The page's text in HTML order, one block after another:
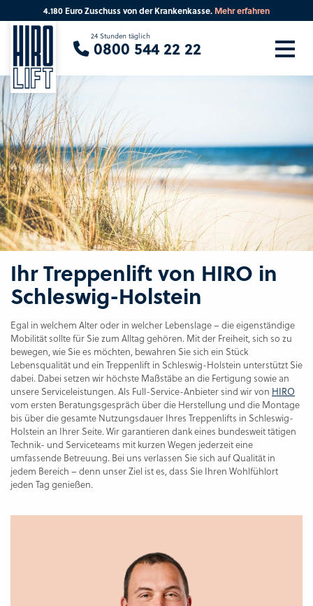
Ihr Treppenlift von HIRO in
Schleswig-Holstein
Egal in welchem Alter oder in welcher Lebenslage – die eigenständige
Mobilität sollte für Sie zum Alltag gehören. Mit der Freiheit, sich so zu
bewegen, wie Sie es möchten, bewahren Sie sich ein Stück
Lebensqualität und ein Treppenlift in Schleswig-Holstein unterstützt Sie
dabei. Dabei setzen wir höchste Maßstäbe an die Fertigung sowie an
unsere Serviceleistungen. Als Full-Service-Anbieter sind wir von HIRO
vom ersten Beratungsgespräch über die Herstellung und die Montage
bis über die gesamte Nutzungsdauer Ihres Treppenlifts in Schleswig-
Holstein an Ihrer Seite. Wir garantieren dank eines bundesweit tätigen
Technik- und Serviceteams mit kurzen Wegen jederzeit eine
umfassende Betreuung. Bei uns verlassen Sie sich auf Qualität in
jedem Bereich – denn unser Ziel ist es, dass Sie Ihren Wohlfühlort
jeden Tag genießen.
4.180 Euro Zuschuss von der Krankenkasse. Mehr erfahren
24 Stunden täglich
0800 544 22 22
Sie suchen eine Beratung vor Ort?
Ihre PLZ Beratung